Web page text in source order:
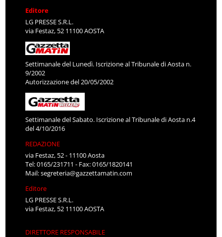
Editore
LG PRESSE S.R.L.
via Festaz, 52 11100 AOSTA
Settimanale del Lunedì. Iscrizione al Tribunale di Aosta n.
9/2002
Autorizzazione del 20/05/2002
Settimanale del Sabato. Iscrizione al Tribunale di Aosta n.4
del 4/10/2016
REDAZIONE
via Festaz, 52 - 11100 Aosta
Tel: 0165/231711 - Fax: 0165/1820141
Mail:segreteria@gazzettamatin.com
Editore
LG PRESSE S.R.L.
via Festaz, 52 11100 AOSTA
DIRETTORE RESPONSABILE